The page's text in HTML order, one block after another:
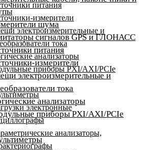
питания
измерители
электроизмерительные и
тока
анализаторы
приборы PXI/AXI/PCIe
электронные
анализаторы,
шума
сигналов GPS и ГЛОНАСС
питания
измерители
электроизмерительные и
тока
анализаторы
приборы PXI/AXI/PCIe